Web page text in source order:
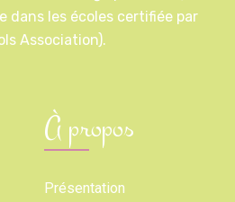
dans les écoles certifiée par
Association).
À propos
Présentation